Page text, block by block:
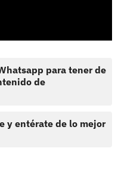
para tener de
de
y entérate de lo mejor